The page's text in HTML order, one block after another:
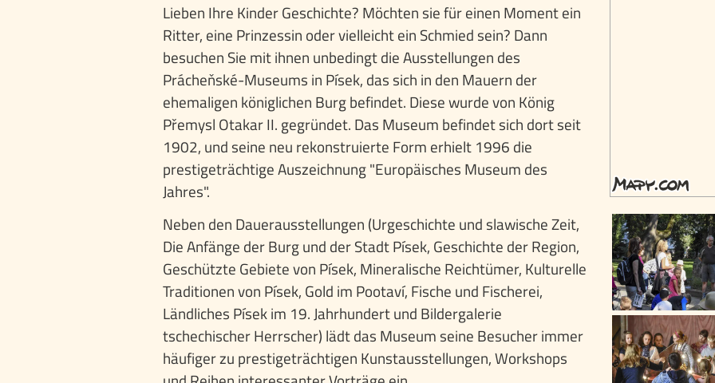
Lieben Ihre Kinder Geschichte? Möchten sie für einen Moment ein
Ritter, eine Prinzessin oder vielleicht ein Schmied sein? Dann
besuchen Sie mit ihnen unbedingt die Ausstellungen des
Prácheňské-Museums in Písek, das sich in den Mauern der
ehemaligen königlichen Burg befindet. Diese wurde von König
Přemysl Otakar II. gegründet. Das Museum befindet sich dort seit
1902, und seine neu rekonstruierte Form erhielt 1996 die
prestigeträchtige Auszeichnung "Europäisches Museum des
Jahres".
Neben den Dauerausstellungen (Urgeschichte und slawische Zeit,
Die Anfänge der Burg und der Stadt Písek, Geschichte der Region,
Geschützte Gebiete von Písek, Mineralische Reichtümer, Kulturelle
Traditionen von Písek, Gold im Pootaví, Fische und Fischerei,
Ländliches Písek im 19. Jahrhundert und Bildergalerie
tschechischer Herrscher) lädt das Museum seine Besucher immer
häufiger zu prestigeträchtigen Kunstausstellungen, Workshops